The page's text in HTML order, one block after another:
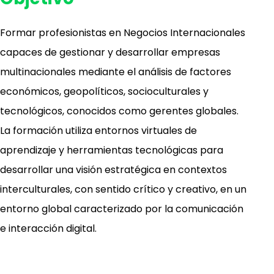
EGA0033
EGA0043
CINE DE ARTE
ocultar
EGM0023
EGM0033
INTRODUCCIÓN A LAS
MATEMÁTICAS DE LOS DATOS
EGM0043
REDESCUBRIENDO LAS
MATEMÁTICAS: ENTRE JUEGO Y
ARTE
EGS0023
EGS0033
DIVERSIDAD, EQUIDAD E
INCLUSIÓN
EGS0043
ESTUDIOS SOCIALES DE MÉXICO
ocultar
EGH0043
LATINOAMÉRICA EN SUS
LITERATURAS
ocultar
EGC0043
DE LAS PARTÍCULAS AL UNIVERSO
ocultar
Formar profesionistas en Negocios Internacionales
capaces de gestionar y desarrollar empresas
multinacionales mediante el análisis de factores
económicos, geopolíticos, socioculturales y
tecnológicos, conocidos como gerentes globales.
La formación utiliza entornos virtuales de
aprendizaje y herramientas tecnológicas para
desarrollar una visión estratégica en contextos
interculturales, con sentido crítico y creativo, en un
entorno global caracterizado por la comunicación
e interacción digital.